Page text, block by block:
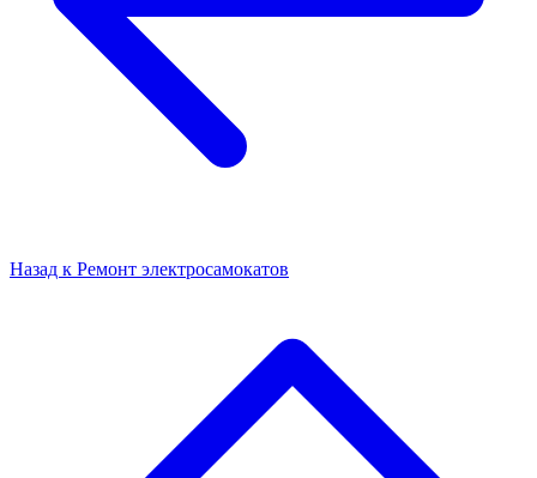
Назад к Ремонт электросамокатов